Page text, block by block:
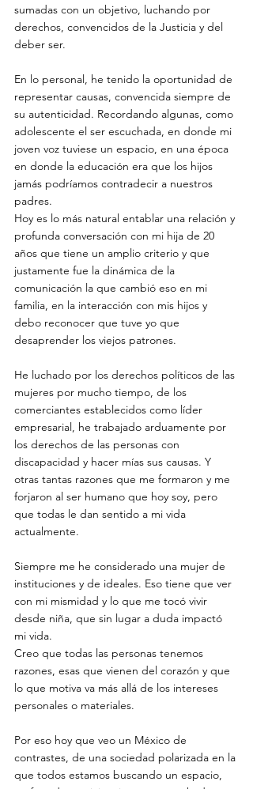
sumadas con un objetivo, luchando por
derechos, convencidos de la Justicia y del
deber ser.
En lo personal, he tenido la oportunidad de
representar causas, convencida siempre de
su autenticidad. Recordando algunas, como
adolescente el ser escuchada, en donde mi
joven voz tuviese un espacio, en una época
en donde la educación era que los hijos
jamás podríamos contradecir a nuestros
padres.
Hoy es lo más natural entablar una relación y
profunda conversación con mi hija de 20
años que tiene un amplio criterio y que
justamente fue la dinámica de la
comunicación la que cambió eso en mi
familia, en la interacción con mis hijos y
debo reconocer que tuve yo que
desaprender los viejos patrones.
He luchado por los derechos políticos de las
mujeres por mucho tiempo, de los
comerciantes establecidos como líder
empresarial, he trabajado arduamente por
los derechos de las personas con
discapacidad y hacer mías sus causas. Y
otras tantas razones que me formaron y me
forjaron al ser humano que hoy soy, pero
que todas le dan sentido a mi vida
actualmente.
Siempre me he considerado una mujer de
instituciones y de ideales. Eso tiene que ver
con mi mismidad y lo que me tocó vivir
desde niña, que sin lugar a duda impactó
mi vida.
Creo que todas las personas tenemos
razones, esas que vienen del corazón y que
lo que motiva va más allá de los intereses
personales o materiales.
Por eso hoy que veo un México de
contrastes, de una sociedad polarizada en la
que todos estamos buscando un espacio,